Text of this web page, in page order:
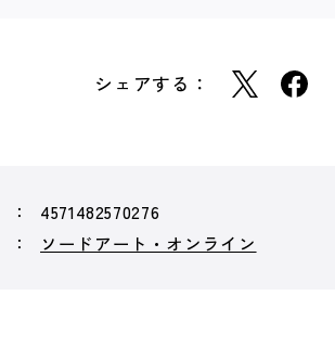
シェアする：
4571482570276
ソードアート・オンライン